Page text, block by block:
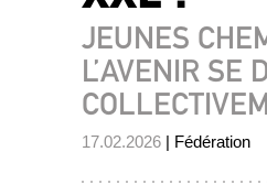
JEUNES
L’AVENIR SE
17.02.2026 | Fédération